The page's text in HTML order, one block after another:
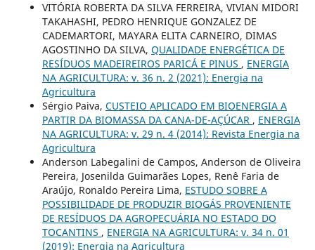
VITÓRIA ROBERTA DA SILVA FERREIRA, VIVIAN MIDORI
TAKAHASHI, PEDRO HENRIQUE GONZALEZ DE
CADEMARTORI, MAYARA ELITA CARNEIRO, DIMAS
AGOSTINHO DA SILVA, QUALIDADE ENERGÉTICA DE
RESÍDUOS MADEIREIROS PARICÁ E PINUS , ENERGIA
NA AGRICULTURA: v. 36 n. 2 (2021): Energia na
Agricultura
Sérgio Paiva, CUSTEIO APLICADO EM BIOENERGIA A
PARTIR DA BIOMASSA DA CANA-DE-AÇÚCAR , ENERGIA
NA AGRICULTURA: v. 29 n. 4 (2014): Revista Energia na
Agricultura
Anderson Labegalini de Campos, Anderson de Oliveira
Pereira, Josenilda Guimarães Lopes, Renê Faria de
Araújo, Ronaldo Pereira Lima, ESTUDO SOBRE A
POSSIBILIDADE DE PRODUZIR BIOGÁS PROVENIENTE
DE RESÍDUOS DA AGROPECUÁRIA NO ESTADO DO
TOCANTINS , ENERGIA NA AGRICULTURA: v. 34 n. 01
(2019): Energia na Agricultura